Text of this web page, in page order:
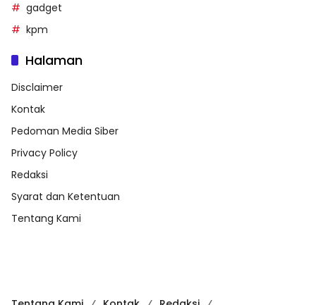
gadget
kpm
Halaman
Disclaimer
Kontak
Pedoman Media Siber
Privacy Policy
Redaksi
Syarat dan Ketentuan
Tentang Kami